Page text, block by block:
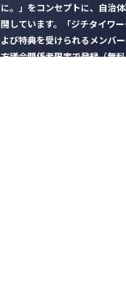
に。」をコンセプトに、自治
開しています。「ジチタイワ
よび特典を受けられるメンバ
方議会関係者限定で登録（無